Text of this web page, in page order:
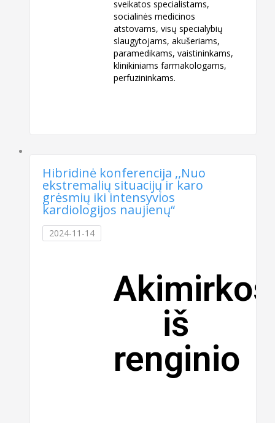
sveikatos specialistams,
socialinės medicinos
atstovams, visų specialybių
slaugytojams, akušeriams,
paramedikams, vaistininkams,
klinikiniams farmakologams,
perfuzininkams.
Hibridinė konferencija ,,Nuo
ekstremalių situacijų ir karo
grėsmių iki intensyvios
kardiologijos naujienų“
2024-11-14
Akimirkos
iš
renginio